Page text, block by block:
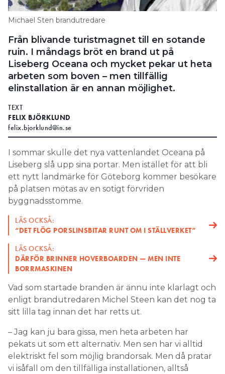
Search for:
SEARCH
Michael Sten brandutredare
Från blivande turistmagnet till en sotande
ruin. I måndags bröt en brand ut på
Liseberg Oceana och mycket pekar ut heta
arbeten som boven – men tillfällig
elinstallation är en annan möjlighet.
TEXT
FELIX BJÖRKLUND
felix.bjorklund@in.se
I sommar skulle det nya vattenlandet Oceana på
Liseberg slå upp sina portar. Men istället för att bli
ett nytt landmärke för Göteborg kommer besökare
på platsen mötas av en sotigt förvriden
byggnadsstomme.
LÄS OCKSÅ:
“DET FLÖG PORSLINSBITAR RUNT OM I STÄLLVERKET”
LÄS OCKSÅ:
DÄRFÖR BRINNER HOVERBOARDEN — MEN INTE
BORRMASKINEN
Vad som startade branden är ännu inte klarlagt och
enligt brandutredaren Michel Steen kan det nog ta
sitt lilla tag innan det har retts ut.
– Jag kan ju bara gissa, men heta arbeten har
pekats ut som ett alternativ. Men sen har vi alltid
elektriskt fel som möjlig brandorsak. Men då pratar
vi isåfall om den tillfälliga installationen, alltså